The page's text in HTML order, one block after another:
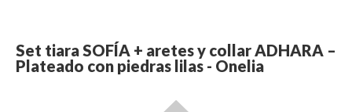
Set tiara SOFÍA + aretes y collar ADHARA –
Plateado con piedras lilas - Onelia